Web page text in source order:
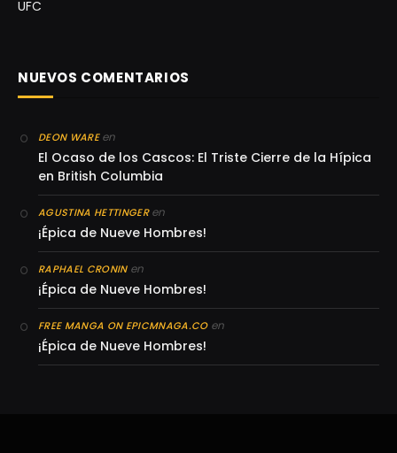
UFC
NUEVOS COMENTARIOS
DEON WAREen
El Ocaso de los Cascos: El Triste Cierre de la Hípica
en British Columbia
AGUSTINA HETTINGERen
¡Épica de Nueve Hombres!
RAPHAEL CRONINen
¡Épica de Nueve Hombres!
FREE MANGA ON EPICMNAGA.COen
¡Épica de Nueve Hombres!